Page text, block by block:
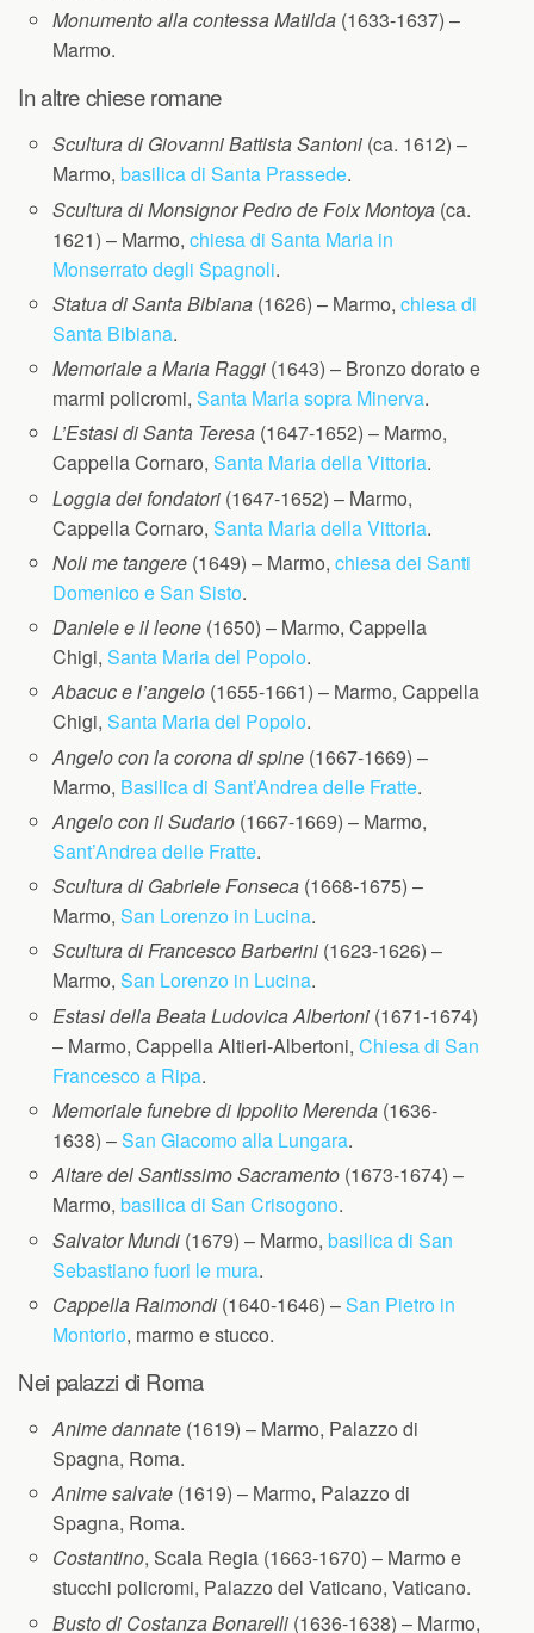
Monumento alla contessa Matilda (1633-1637) –
Marmo.
In altre chiese romane
Scultura di Giovanni Battista Santoni (ca. 1612) –
Marmo,basilica di Santa Prassede.
Scultura di Monsignor Pedro de Foix Montoya (ca.
1621) – Marmo,chiesa di Santa Maria in
Monserrato degli Spagnoli.
Statua di Santa Bibiana (1626) – Marmo,chiesa di
Santa Bibiana.
Memoriale a Maria Raggi (1643) – Bronzo dorato e
marmi policromi,Santa Maria sopra Minerva.
L’Estasi di Santa Teresa (1647-1652) – Marmo,
Cappella Cornaro,Santa Maria della Vittoria.
Loggia dei fondatori (1647-1652) – Marmo,
Cappella Cornaro,Santa Maria della Vittoria.
Noli me tangere (1649) – Marmo,chiesa dei Santi
Domenico e San Sisto.
Daniele e il leone (1650) – Marmo, Cappella
Chigi,Santa Maria del Popolo.
Abacuc e l’angelo (1655-1661) – Marmo, Cappella
Chigi,Santa Maria del Popolo.
Angelo con la corona di spine (1667-1669) –
Marmo, Basilica di Sant’Andrea delle Fratte.
Angelo con il Sudario (1667-1669) – Marmo,
Sant’Andrea delle Fratte.
Scultura di Gabriele Fonseca (1668-1675) –
Marmo,San Lorenzo in Lucina.
Scultura di Francesco Barberini (1623-1626) –
Marmo,San Lorenzo in Lucina.
Estasi della Beata Ludovica Albertoni (1671-1674)
– Marmo, Cappella Altieri-Albertoni,Chiesa di San
Francesco a Ripa.
Memoriale funebre di Ippolito Merenda (1636-
1638) –San Giacomo alla Lungara.
Altare del Santissimo Sacramento (1673-1674) –
Marmo,basilica di San Crisogono.
Salvator Mundi (1679) – Marmo,basilica di San
Sebastiano fuori le mura.
Cappella Raimondi (1640-1646) –San Pietro in
Montorio, marmo e stucco.
Nei palazzi di Roma
Anime dannate (1619) – Marmo, Palazzo di
Spagna, Roma.
Anime salvate (1619) – Marmo, Palazzo di
Spagna, Roma.
Costantino, Scala Regia (1663-1670) – Marmo e
stucchi policromi, Palazzo del Vaticano, Vaticano.
Busto di Costanza Bonarelli (1636-1638) – Marmo,